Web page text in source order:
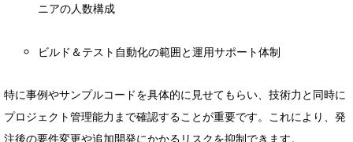
ニアの人数構成
ビルド＆テスト自動化の範囲と運用サポート体制
特に事例やサンプルコードを具体的に見せてもらい、技術力と同時に
プロジェクト管理能力まで確認することが重要です。これにより、発
注後の要件変更や追加開発にかかるリスクを抑制できます。